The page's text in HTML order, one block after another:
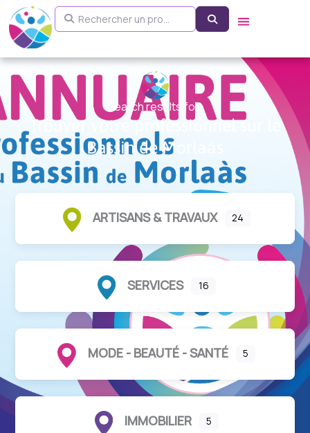
Aller
au
contenu
Rechercher un pro... Search
Search results for:
Trouver votre professionnel sur le
Bassin de Morlaàs
ARTISANS & TRAVAUX 24
SERVICES 16
MODE - BEAUTÉ - SANTÉ 5
IMMOBILIER 5